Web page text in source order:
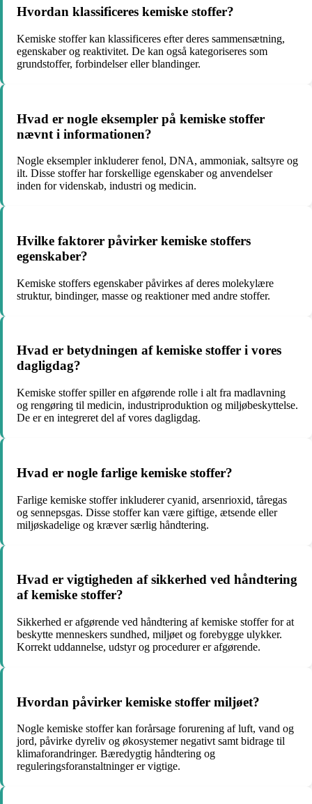
Hvordan klassificeres kemiske stoffer?
Kemiske stoffer kan klassificeres efter deres sammensætning,
egenskaber og reaktivitet. De kan også kategoriseres som
grundstoffer, forbindelser eller blandinger.
Hvad er nogle eksempler på kemiske stoffer
nævnt i informationen?
Nogle eksempler inkluderer fenol, DNA, ammoniak, saltsyre og
ilt. Disse stoffer har forskellige egenskaber og anvendelser
inden for videnskab, industri og medicin.
Hvilke faktorer påvirker kemiske stoffers
egenskaber?
Kemiske stoffers egenskaber påvirkes af deres molekylære
struktur, bindinger, masse og reaktioner med andre stoffer.
Hvad er betydningen af kemiske stoffer i vores
dagligdag?
Kemiske stoffer spiller en afgørende rolle i alt fra madlavning
og rengøring til medicin, industriproduktion og miljøbeskyttelse.
De er en integreret del af vores dagligdag.
Hvad er nogle farlige kemiske stoffer?
Farlige kemiske stoffer inkluderer cyanid, arsenrioxid, tåregas
og sennepsgas. Disse stoffer kan være giftige, ætsende eller
miljøskadelige og kræver særlig håndtering.
Hvad er vigtigheden af sikkerhed ved håndtering
af kemiske stoffer?
Sikkerhed er afgørende ved håndtering af kemiske stoffer for at
beskytte menneskers sundhed, miljøet og forebygge ulykker.
Korrekt uddannelse, udstyr og procedurer er afgørende.
Hvordan påvirker kemiske stoffer miljøet?
Nogle kemiske stoffer kan forårsage forurening af luft, vand og
jord, påvirke dyreliv og økosystemer negativt samt bidrage til
klimaforandringer. Bæredygtig håndtering og
reguleringsforanstaltninger er vigtige.